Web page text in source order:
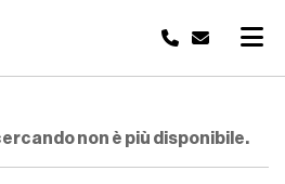
non è più disponibile.